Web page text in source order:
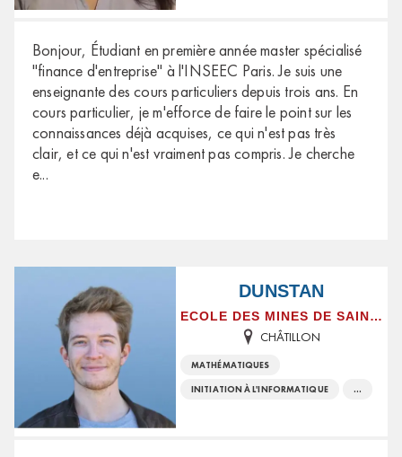
Bonjour, Étudiant en première année master spécialisé
"finance d'entreprise" à l'INSEEC Paris. Je suis une
enseignante des cours particuliers depuis trois ans. En
cours particulier, je m'efforce de faire le point sur les
connaissances déjà acquises, ce qui n'est pas très
clair, et ce qui n'est vraiment pas compris. Je cherche
e...
DUNSTAN
ECOLE DES MINES DE SAINT-ETIENNE
CHÂTILLON
MATHÉMATIQUES
INITIATION À L'INFORMATIQUE ...